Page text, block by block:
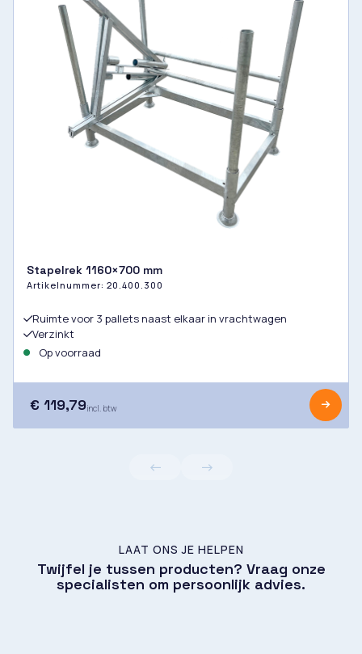
Stapelrek 1160×700 mm
Artikelnummer: 20.400.300
Ruimte voor 3 pallets naast elkaar in vrachtwagen
Verzinkt
Op voorraad
€ 119,79incl. btw
LAAT ONS JE HELPEN
Twijfel je tussen producten? Vraag onze
specialisten om persoonlijk advies.